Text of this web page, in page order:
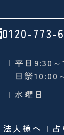
0120-773-
| 平日9:30
日祭10:00
| 水曜日
法人様へ